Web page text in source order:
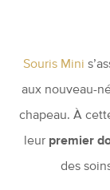
Souris Mini
aux nouveau-
chapeau. À
leur premier
des